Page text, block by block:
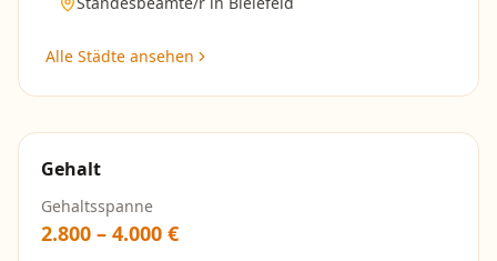
Alle Städte ansehen
Gehalt
Gehaltsspanne
2.800 – 4.000 €